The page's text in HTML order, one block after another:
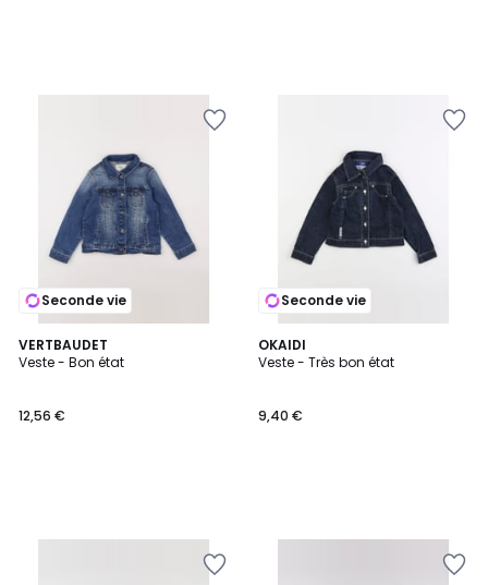
Seconde vie
VERTBAUDET
Veste - Bon état
12,56 €
Seconde vie
OKAIDI
Veste - Très bon état
9,40 €